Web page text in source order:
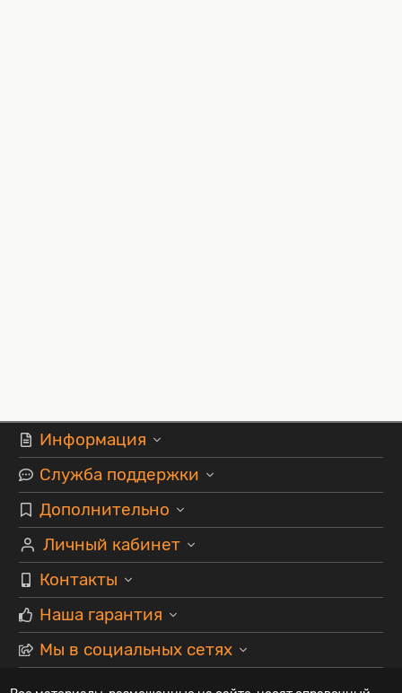
Информация
Служба поддержки
Дополнительно
Личный кабинет
Контакты
Наша гарантия
Мы в социальных сетях